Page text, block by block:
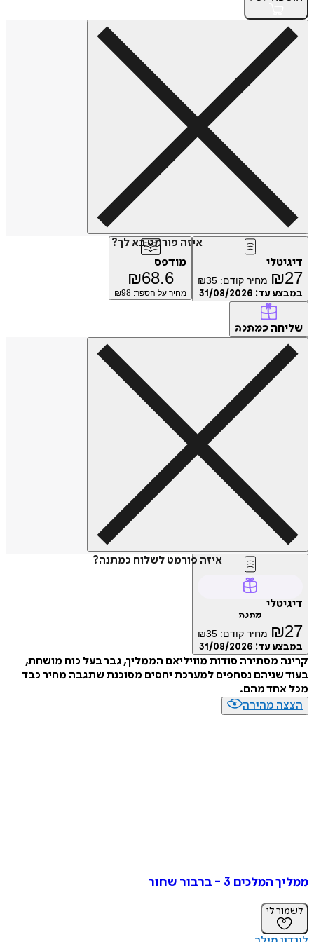
איזה פורמט בא לך?
₪ מחיר קודם: ₪35
עד:31/08/2026
מודפס
₪68.6
מחיר על הספר: ₪98
כמתנה
איזה פורמט לשלוח כמתנה?
₪ מחיר קודם: ₪35
עד:31/08/2026
מסתירה סודות מוויליאם הממליך, גבר בעל כוח מושחת,
שניהם נסחפים למערכת יחסים מסוכנת שתגבה מחיר כבד
מהם.
מהירה
3 - ברבור שחור
לי